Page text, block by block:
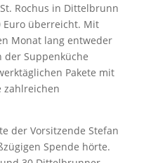
Rochus in Dittelbrunn
Euro überreicht. Mit
Monat lang entweder
der Suppenküche
Pakete mit
zahlreichen
der Vorsitzende Stefan
Spende hörte.